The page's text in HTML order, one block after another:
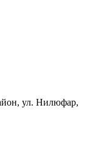
ул. Нилюфар,